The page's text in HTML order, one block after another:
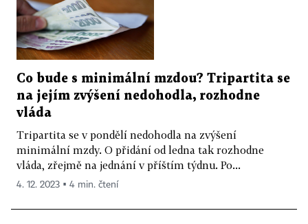
Co bude s minimální mzdou? Tripartita se
na jejím zvýšení nedohodla, rozhodne
vláda
Tripartita se v pondělí nedohodla na zvýšení
minimální mzdy. O přidání od ledna tak rozhodne
vláda, zřejmě na jednání v příštím týdnu. Po...
4. 12. 2023 ▪ 4 min. čtení